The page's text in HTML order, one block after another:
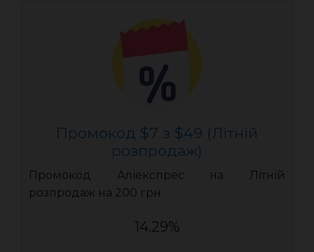
Промокод $7 з $49 (Літній
розпродаж)
Промокод Аліекспрес на Літній
розпродаж на 200 грн
14.29%